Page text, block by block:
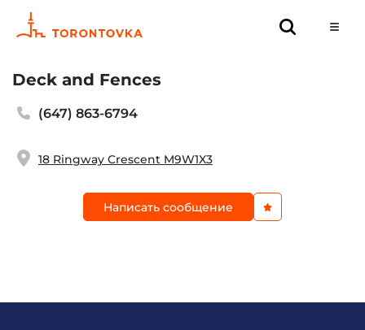
Deck and Fences
(647) 863-6794
18 Ringway Crescent M9W1X3
Написать сообщение